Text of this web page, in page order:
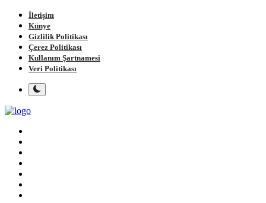
İletişim
Künye
Gizlilik Politikası
Çerez Politikası
Kullanım Şartnamesi
Veri Politikası